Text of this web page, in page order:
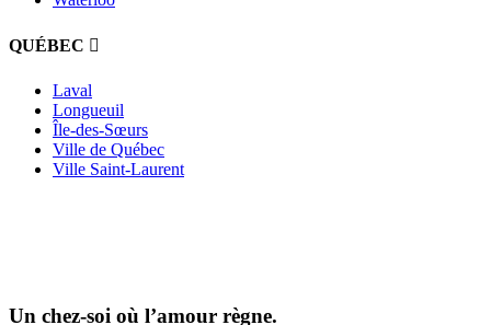
QUÉBEC
Laval
Longueuil
Île-des-Sœurs
Ville de Québec
Ville Saint-Laurent
Un chez-soi où l’amour règne.